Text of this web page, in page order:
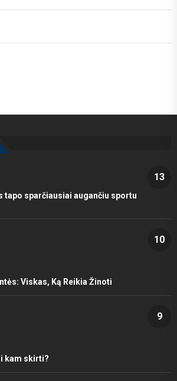
13
tapo sparčiausiai augančiu sportu
10
Viskas, Ką Reikia Žinoti
9
kam skirti?